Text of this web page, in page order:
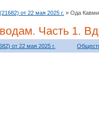
от 22 мая 2025 г. » Ода
Часть 1.
от 22 мая 2025 г.